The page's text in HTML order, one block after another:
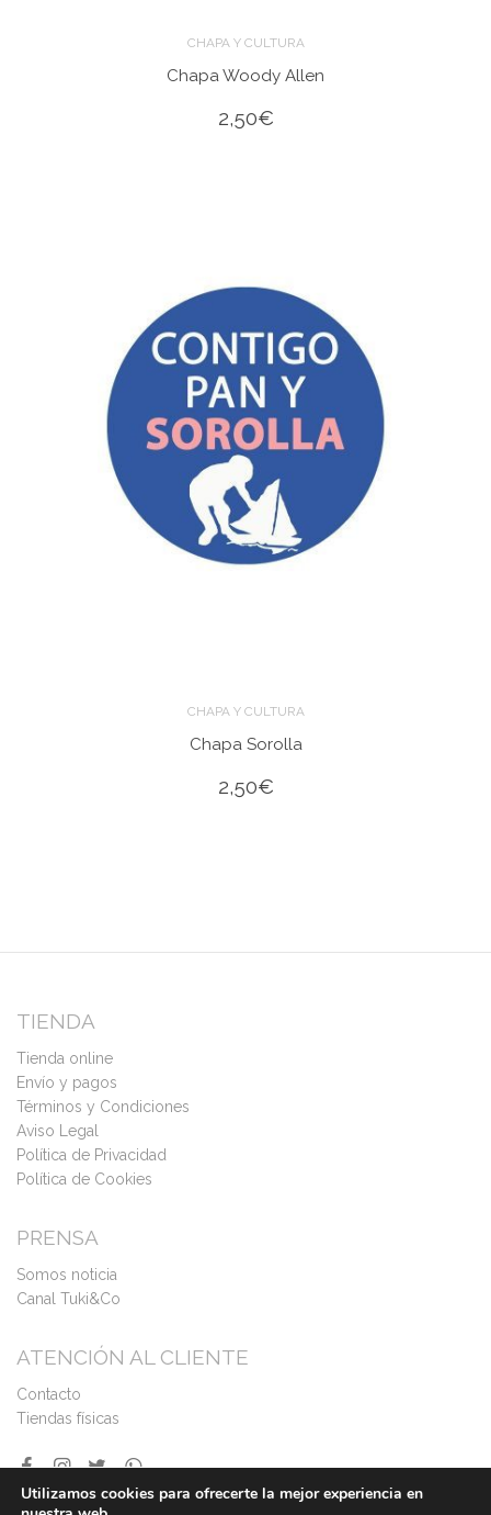
CHAPA Y CULTURA
Chapa Woody Allen
2,50€
CHAPA Y CULTURA
Chapa Sorolla
2,50€
TIENDA
Tienda online
Envío y pagos
Términos y Condiciones
Aviso Legal
Política de Privacidad
Política de Cookies
PRENSA
Somos noticia
Canal Tuki&Co
ATENCIÓN AL CLIENTE
Contacto
Tiendas físicas
Utilizamos cookies para ofrecerte la mejor experiencia en